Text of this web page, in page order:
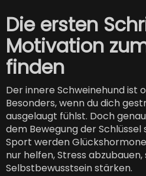
Die ersten
Motivation
finden
Der innere Schweinehund ist
Besonders, wenn du dich
ausgelaugt fühlst. Doch
dem Bewegung der Schlüssel
Sport werden
nur helfen, Stress
Selbstbewusstsein stärken.